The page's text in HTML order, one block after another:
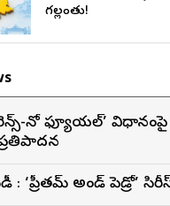
గల్లంతు!
నో ఫ్యూయల్’ విధానంపై
‘ప్రీతమ్ అండ్ పెడ్రో’